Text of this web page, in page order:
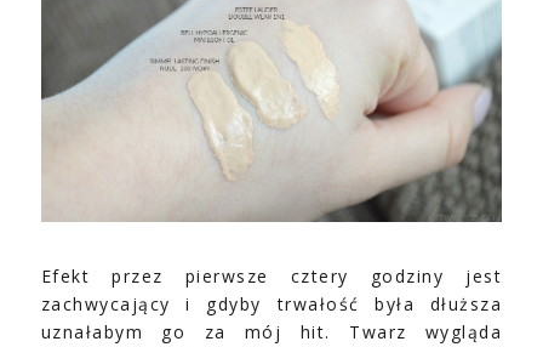
Efekt przez pierwsze cztery godziny jest
zachwycający i gdyby trwałość była dłuższa
uznałabym go za mój hit. Twarz wygląda